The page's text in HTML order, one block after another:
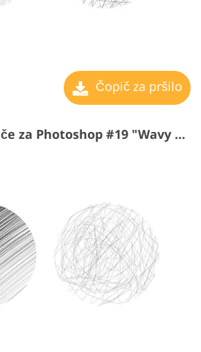
Čopič za pršilo
Brezplačne čopiče za Photoshop #19 "Wavy Lines"